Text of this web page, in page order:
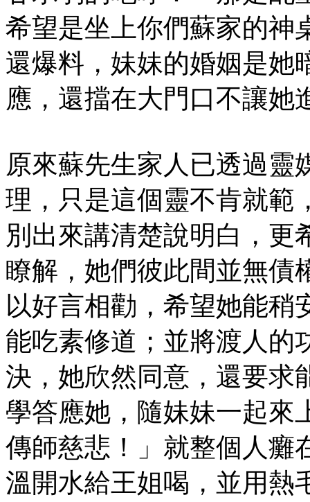
希望是坐上你們蘇家的神
還爆料，妹妹的婚姻是她
應，還擋在大門口不讓她
原來蘇先生家人已透過靈
理，只是這個靈不肯就範
別出來講清楚說明白，更
瞭解，她們彼此間並無債
以好言相勸，希望她能稍
能吃素修道；並將渡人的
決，她欣然同意，還要求
學答應她，隨妹妹一起來
傳師慈悲！」就整個人癱
溫開水給王姐喝，並用熱